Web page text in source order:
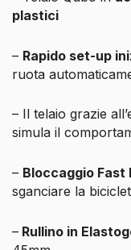
plastici
– Rapido set-up
ruota
– Il telaio grazie
simula il
– Bloccaggio Fast
sganciare la
– Rullino in